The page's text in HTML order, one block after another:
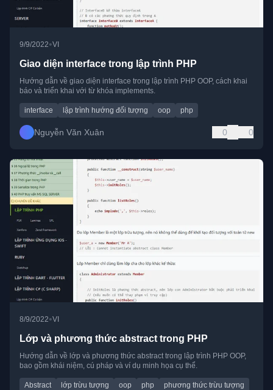
9/9/2022•VI
Giao diện interface trong lập trình PHP
Hướng dẫn về giao diện interface trong lập trình PHP OOP, cách khai
báo và triển khai với từ khóa implements.
interface lập trình hướng đối tượng oop php
Nguyễn Văn Xuân 0 0
8/9/2022•VI
Lớp và phương thức abstract trong PHP
Hướng dẫn về lớp và phương thức abstract trong lập trình PHP OOP,
bao gồm khái niệm, cú pháp và ví dụ minh họa cụ thể.
Abstract lớp trừu tượng oop php phương thức trừu tượng